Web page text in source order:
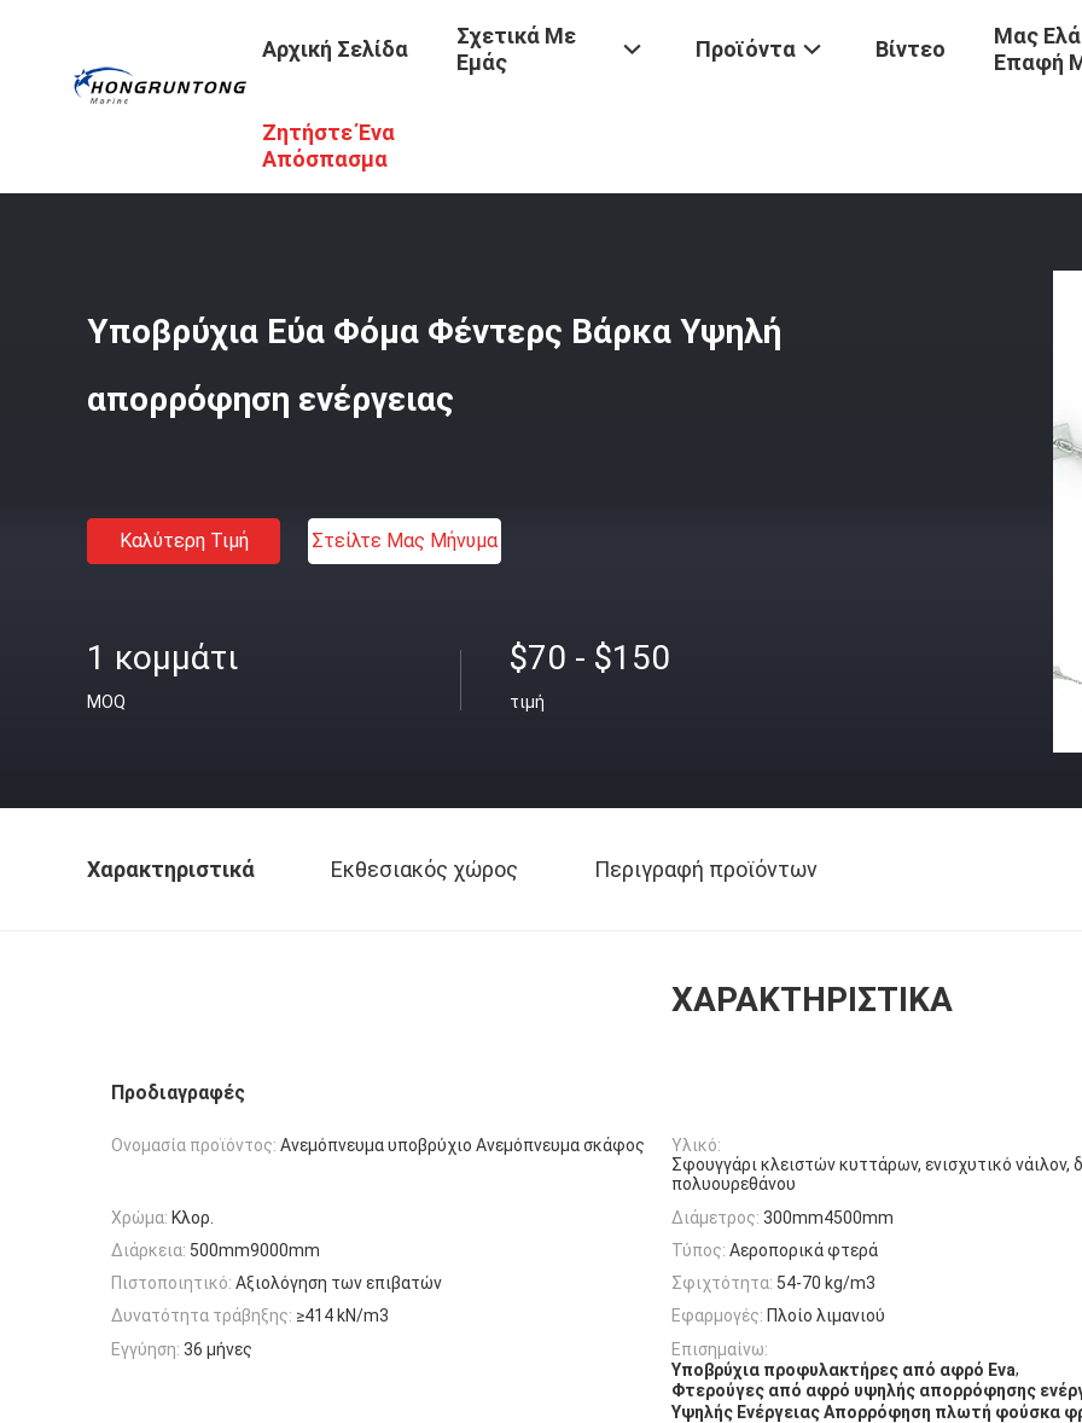
Αρχική Σελίδα
Σχετικά Με
Εμάς
Προϊόντα Βίντεο
Μας
Επαφή
Ζητήστε Ένα
Απόσπασμα
Προϊόντα / Επιπλέον Κιγκλίδωμα Αφρού
Υποβρύχια Εύα Φόμα Φέντερς Βάρκα Υψηλή
απορρόφηση ενέργειας
Καλύτερη Τιμή Στείλτε Μας Μήνυμα
1 κομμάτι
MOQ
$70 - $150
τιμή
Χαρακτηριστικά Εκθεσιακός χώρος Περιγραφή προϊόντων
ΧΑΡΑΚΤΗΡΙΣΤΙΚΆ
Προδιαγραφές
Ονομασία προϊόντος: Ανεμόπνευμα υποβρύχιο Ανεμόπνευμα σκάφος
Υλικό:
Σφουγγάρι κλειστών κυττάρων, ενισχυτικό νάιλον,
πολυουρεθάνου
Χρώμα: Κλορ. Διάμετρος: 300mm4500mm
Διάρκεια: 500mm9000mm Τύπος: Αεροπορικά φτερά
Πιστοποιητικό: Αξιολόγηση των επιβατών Σφιχτότητα: 54-70 kg/m3
Δυνατότητα τράβηξης: ≥414 kN/m3 Εφαρμογές: Πλοίο λιμανιού
Εγγύηση: 36 μήνες
Επισημαίνω:
Υποβρύχια προφυλακτήρες από αφρό Eva,
Φτερούγες από αφρό υψηλής απορρόφησης
Υψηλής Ενέργειας Απορρόφηση πλωτή φούσκα